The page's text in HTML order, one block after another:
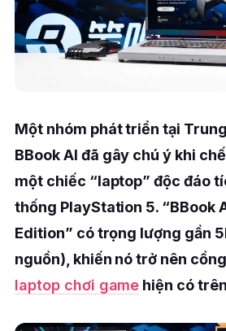
Một nhóm phát triển tại
BBook AI đã gây chú ý khi
một chiếc “laptop” độc đáo
thống PlayStation 5. “BBook
Edition” có trọng lượng gần
nguồn), khiến nó trở nên
laptop chơi game hiện có